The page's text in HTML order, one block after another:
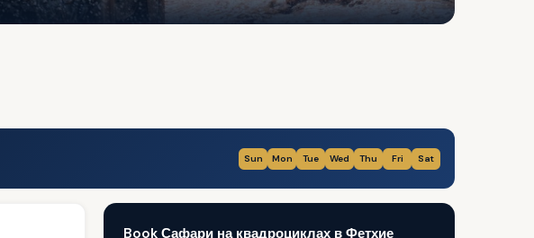
Sun Mon Tue Wed Thu Fri Sat
Book Сафари на квадроциклах в Фетхие